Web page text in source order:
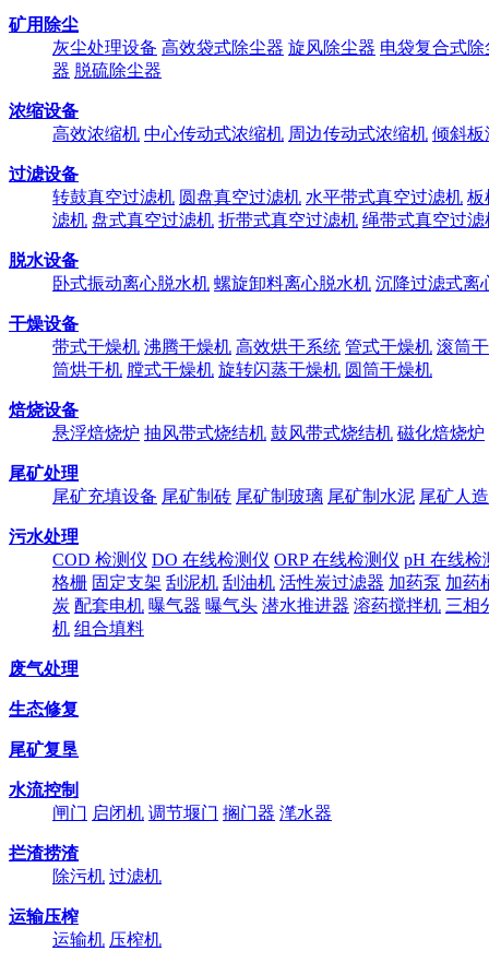
矿用除尘
灰尘处理设备 高效袋式除尘器 旋风除尘器 电袋复合式除
器 脱硫除尘器
浓缩设备
高效浓缩机 中心传动式浓缩机 周边传动式浓缩机 倾斜板
过滤设备
转鼓真空过滤机 圆盘真空过滤机 水平带式真空过滤机 板
滤机 盘式真空过滤机 折带式真空过滤机 绳带式真空过滤
脱水设备
卧式振动离心脱水机 螺旋卸料离心脱水机 沉降过滤式离
干燥设备
带式干燥机 沸腾干燥机 高效烘干系统 管式干燥机 滚筒
筒烘干机 膛式干燥机 旋转闪蒸干燥机 圆筒干燥机
焙烧设备
悬浮焙烧炉 抽风带式烧结机 鼓风带式烧结机 磁化焙烧炉
尾矿处理
尾矿充填设备 尾矿制砖 尾矿制玻璃 尾矿制水泥 尾矿人
污水处理
COD 检测仪 DO 在线检测仪 ORP 在线检测仪 pH 在线检
格栅 固定支架 刮泥机 刮油机 活性炭过滤器 加药泵 加药
炭 配套电机 曝气器 曝气头 潜水推进器 溶药搅拌机 三相
机 组合填料
废气处理
生态修复
尾矿复垦
水流控制
闸门 启闭机 调节堰门 搁门器 滗水器
拦渣捞渣
除污机 过滤机
运输压榨
运输机 压榨机